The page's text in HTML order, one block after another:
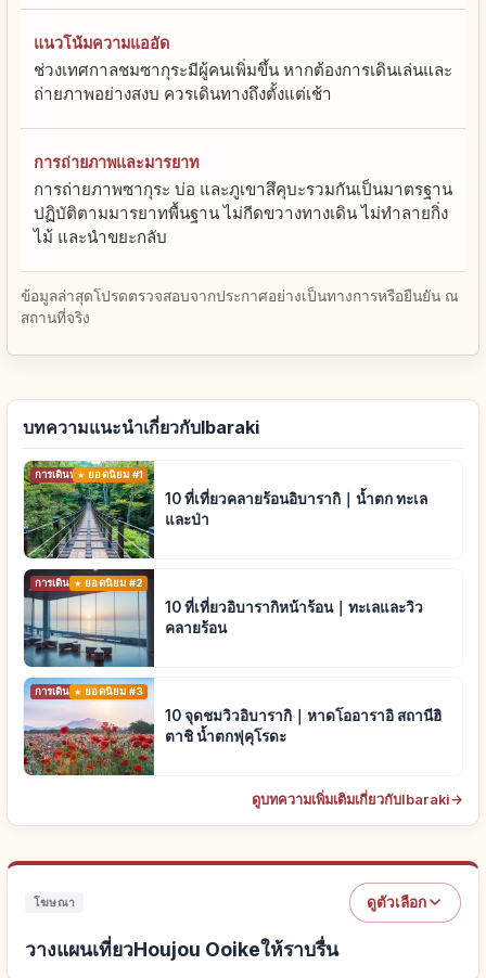
แนวโน้มความแออัด
ช่วงเทศกาลชมซากุระมีผู้คนเพิ่มขึ้น หากต้องการเดินเล่นและ
ถ่ายภาพอย่างสงบ ควรเดินทางถึงตั้งแต่เช้า
การถ่ายภาพและมารยาท
การถ่ายภาพซากุระ บ่อ และภูเขาสึคุบะรวมกันเป็นมาตรฐาน
ปฏิบัติตามมารยาทพื้นฐาน ไม่กีดขวางทางเดิน ไม่ทำลายกิ่ง
ไม้ และนำขยะกลับ
ข้อมูลล่าสุดโปรดตรวจสอบจากประกาศอย่างเป็นทางการหรือยืนยัน ณ
สถานที่จริง
บทความแนะนำเกี่ยวกับIbaraki
การเดินทาง ยอดนิยม #1
10 ที่เที่ยวคลายร้อนอิบารากิ｜น้ำตก ทะเล
และป่า
การเดินทางยอดนิยม #2
10 ที่เที่ยวอิบารากิหน้าร้อน｜ทะเลและวิว
คลายร้อน
การเดินทางยอดนิยม #3
10 จุดชมวิวอิบารากิ｜หาดโออาราอิ สถานีฮิ
ตาชิ น้ำตกฟุคุโรดะ
ดูบทความเพิ่มเติมเกี่ยวกับIbaraki→
โฆษณา ดูตัวเลือก
วางแผนเที่ยวHoujou Ooikeให้ราบรื่น